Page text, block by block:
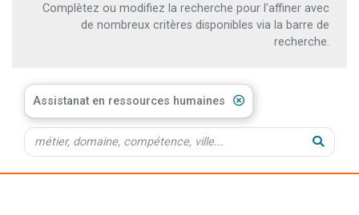
Complètez ou modifiez la recherche pour l'affiner avec
de nombreux critères disponibles via la barre de
recherche.
Assistanat en ressources humaines